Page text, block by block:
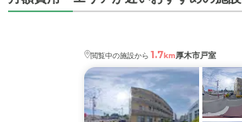
閲覧中の施設から 1.7km厚木市戸室